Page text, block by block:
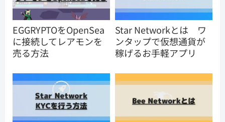
EGGRYPTOをOpenSea
に接続してレアモンを
売る方法
Star Networkとは ワ
ンタップで仮想通貨が
稼げるお手軽アプリ